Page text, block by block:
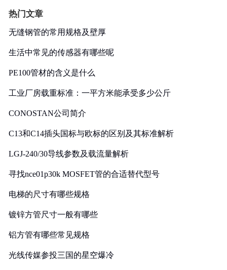
热门文章
无缝钢管的常用规格及壁厚
生活中常见的传感器有哪些呢
PE100管材的含义是什么
工业厂房载重标准：一平方米能承受多少公斤
CONOSTAN公司简介
C13和C14插头国标与欧标的区别及其标准解析
LGJ-240/30导线参数及载流量解析
寻找nce01p30k MOSFET管的合适替代型号
电梯的尺寸有哪些规格
镀锌方管尺寸一般有哪些
铝方管有哪些常见规格
光线传媒参投三国的星空爆冷